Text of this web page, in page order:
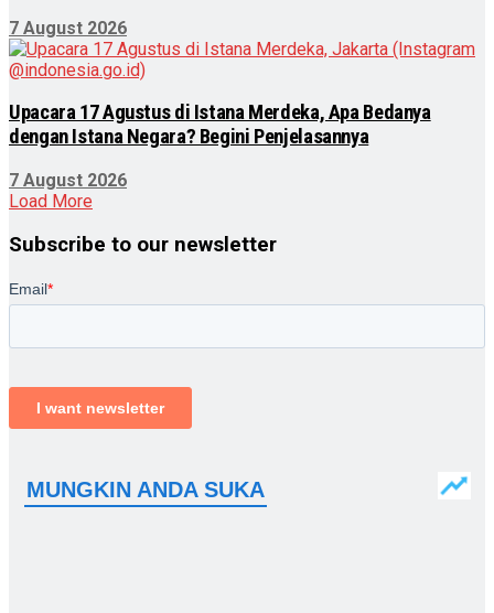
7 August 2026
Upacara 17 Agustus di Istana Merdeka, Apa Bedanya
dengan Istana Negara? Begini Penjelasannya
7 August 2026
Load More
Subscribe to our newsletter